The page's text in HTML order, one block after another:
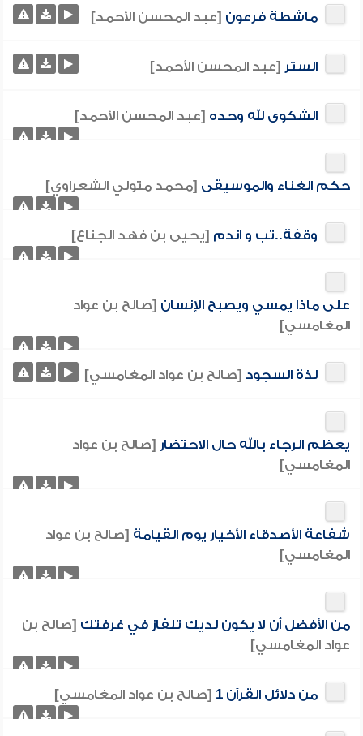
ماشطة فرعون [عبد المحسن الأحمد]
الستر [عبد المحسن الأحمد]
الشكوى لله وحده [عبد المحسن الأحمد]
حكم الغناء والموسيقى [محمد متولي الشعراوي]
وقفة..تب و اندم [يحيى بن فهد الجناع]
على ماذا يمسي ويصبح الإنسان [صالح بن عواد
المغامسي]
لذة السجود [صالح بن عواد المغامسي]
يعظم الرجاء بالله حال الاحتضار [صالح بن عواد
المغامسي]
شفاعة الأصدقاء الأخيار يوم القيامة [صالح بن عواد
المغامسي]
من الأفضل أن لا يكون لديك تلفاز في غرفتك [صالح بن
عواد المغامسي]
من دلائل القرآن 1 [صالح بن عواد المغامسي]